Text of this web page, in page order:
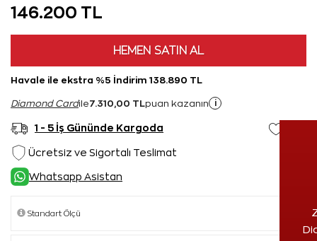
146.200 TL
HEMEN SATIN AL
Havale ile ekstra %5 İndirim 138.890 TL
Diamond Cardile7.310,00 TL puan kazanın i
1 - 5 İş Gününde Kargoda
Ücretsiz ve Sigortalı Teslimat
Whatsapp Asistan